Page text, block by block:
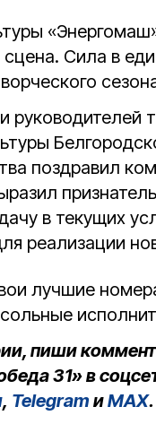
Сила в
руководителей
поздравил
в текущих
реализации
лучшие
пиши
31» в
, Telegram иMAX.